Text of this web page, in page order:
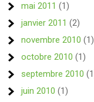
mai 2011 (1)
janvier 2011 (2)
novembre 2010 (1)
octobre 2010 (1)
septembre 2010
juin 2010 (1)